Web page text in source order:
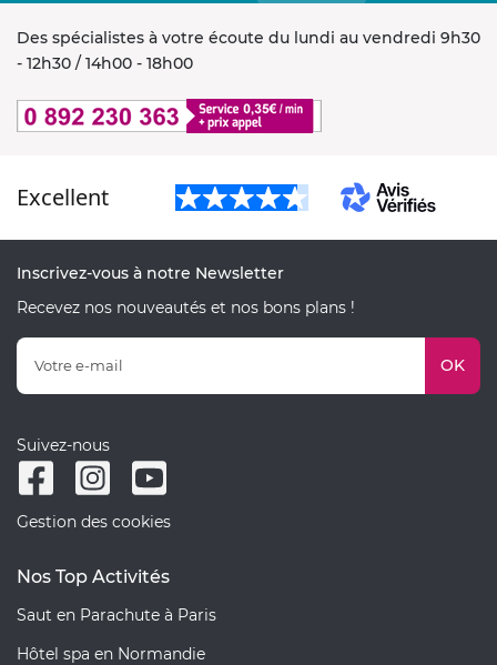
Des spécialistes à votre écoute du lundi au vendredi 9h30
- 12h30 / 14h00 - 18h00
Excellent
Inscrivez-vous à notre Newsletter
Recevez nos nouveautés et nos bons plans !
OK
Suivez-nous
Gestion des cookies
Nos Top Activités
Saut en Parachute à Paris
Hôtel spa en Normandie